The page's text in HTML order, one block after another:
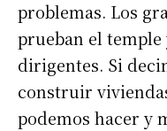
problemas. Los
prueban el temple
dirigentes. Si
construir
podemos hacer y